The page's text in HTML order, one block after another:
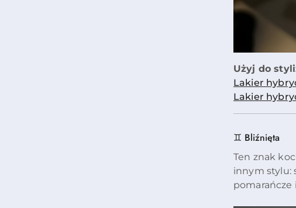
Użyj do
Lakier
Lakier
♊ Bliźnięta
Ten znak
innym stylu:
pomarańcze